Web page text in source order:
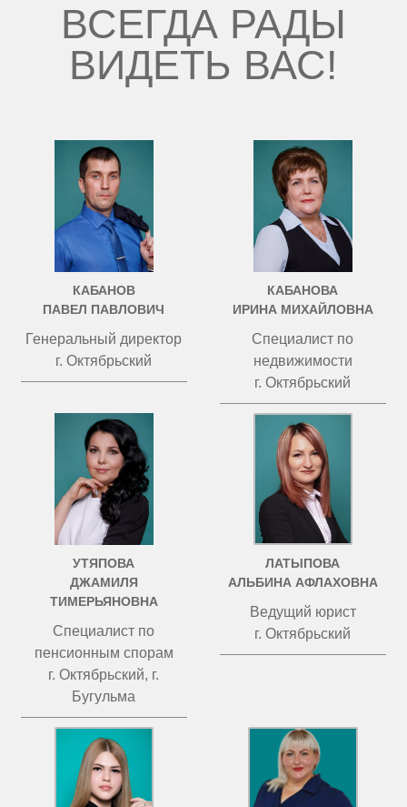
ВСЕГДА РАДЫ
ВИДЕТЬ ВАС!
КАБАНОВ
ПАВЕЛ ПАВЛОВИЧ
Генеральный директор
г. Октябрьский
КАБАНОВА
ИРИНА МИХАЙЛОВНА
Специалист по
недвижимости
г. Октябрьский
УТЯПОВА
ДЖАМИЛЯ
ТИМЕРЬЯНОВНА
Специалист по
пенсионным спорам
г. Октябрьский, г.
Бугульма
ЛАТЫПОВА
АЛЬБИНА АФЛАХОВНА
Ведущий юрист
г. Октябрьский